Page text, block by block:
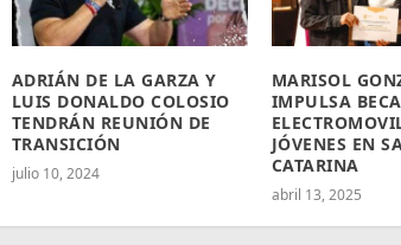
ADRIÁN DE LA GARZA Y
LUIS DONALDO COLOSIO
TENDRÁN REUNIÓN DE
TRANSICIÓN
julio 10, 2024
MARISOL
IMPULSA
JÓVENES EN
CATARINA
abril 13, 2025